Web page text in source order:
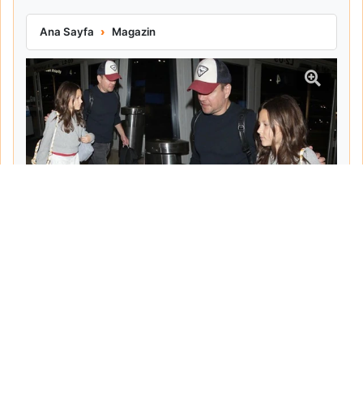
Ana Sayfa Magazin
Matt Damon Babalık Pişmanlığını İtiraf Etti